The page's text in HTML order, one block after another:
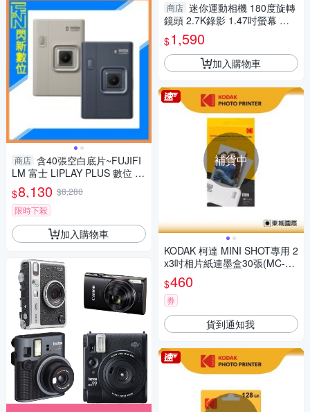
商店 含40張空白底片~FUJIFI
LM 富士 LIPLAY PLUS 數位 拍
立得 (LIPLAY+,公司貨)
$8,130 $8,280
限時下殺
加入購物車
商店 迷你運動相機 180度旋轉
鏡頭 2.7K錄影 1.47吋螢幕 附
磁吸式掛繩 INSTA DJI
$1,590
加入購物車
補貨中
KODAK 柯達 MINI SHOT專用 2
x3吋相片紙連墨盒30張(MC-3
0) 公司貨
$460
券
貨到通知我